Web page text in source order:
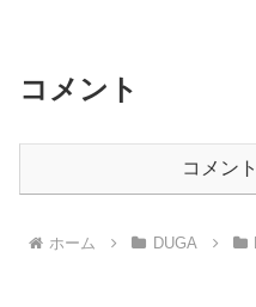
コメント
コメン
ホーム DUGA